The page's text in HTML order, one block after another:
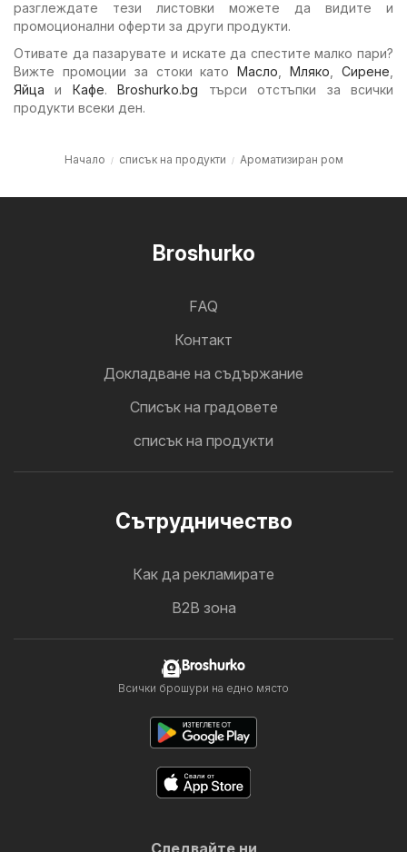
разглеждате тези листовки можете да видите и
промоционални оферти за други продукти.
Отивате да пазарувате и искате да спестите малко пари?
Вижте промоции за стоки катоМасло ,Мляко ,Сирене
Яйца и Кафе.Broshurko.bg търси отстъпки за всички
продукти всеки ден.
Начало списък на продукти Ароматизиран ром
Broshurko
FAQ
Контакт
Докладване на съдържание
Cписък на градовете
списък на продукти
Cътрудничество
Как да рекламирате
B2B зона
Broshurko
Всички брошури на едно място
Следвайте ни